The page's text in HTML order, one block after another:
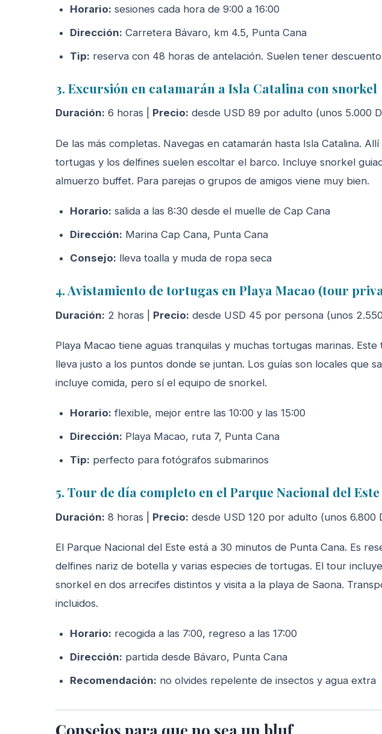
Horario: sesiones cada hora de 9:00 a 16:00
Dirección: Carretera Bávaro, km 4.5, Punta Cana
Tip: reserva con 48 horas de antelación. Suelen tener
3. Excursión en catamarán a Isla Catalina con snorkel
Duración: 6 horas | Precio: desde USD 89 por adulto (unos 5.000
De las más completas. Navegas en catamarán hasta Isla Catalina.
tortugas y los delfines suelen escoltar el barco. Incluye snorkel
almuerzo buffet. Para parejas o grupos de amigos viene muy bien.
Horario: salida a las 8:30 desde el muelle de Cap Cana
Dirección: Marina Cap Cana, Punta Cana
Consejo: lleva toalla y muda de ropa seca
4. Avistamiento de tortugas en Playa Macao (tour
Duración: 2 horas | Precio: desde USD 45 por persona (unos
Playa Macao tiene aguas tranquilas y muchas tortugas marinas.
lleva justo a los puntos donde se juntan. Los guías son locales que
incluye comida, pero sí el equipo de snorkel.
Horario: flexible, mejor entre las 10:00 y las 15:00
Dirección: Playa Macao, ruta 7, Punta Cana
Tip: perfecto para fotógrafos submarinos
5. Tour de día completo en el Parque Nacional del Este
Duración: 8 horas | Precio: desde USD 120 por adulto (unos 6.800
El Parque Nacional del Este está a 30 minutos de Punta Cana. Es
delfines nariz de botella y varias especies de tortugas. El tour
snorkel en dos arrecifes distintos y visita a la playa de Saona.
incluidos.
Horario: recogida a las 7:00, regreso a las 17:00
Dirección: partida desde Bávaro, Punta Cana
Recomendación: no olvides repelente de insectos y agua extra
Consejos para que no sea un bluf